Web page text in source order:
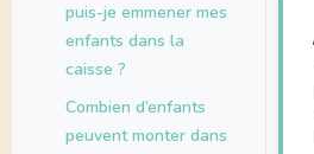
puis-je emmener mes
enfants dans la
caisse ?
Combien d’enfants
peuvent monter dans